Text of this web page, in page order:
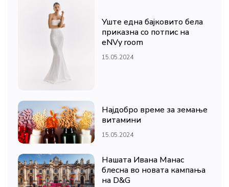
Уште една бајковито бела
приказна со потпис на
eNVy room
15.05.2024
Најдобро време за земање
витамини
15.05.2024
Нашата Ивана Манас
блесна во новата кампања
на D&G